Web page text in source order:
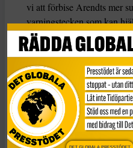
vi att förbise Arendts mer
varningstecken som kan
demokratin.
Det första är att politisk
av stora frågor, utan
händelser ibland möts. Det
politisk antisemitism.
grupper av galenpannor i
den. På 1930-talet drev